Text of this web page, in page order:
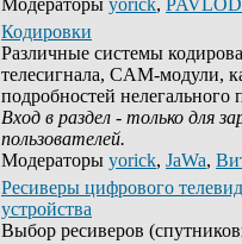
Модераторы yorick,
Кодировки
Различные системы
телесигнала, CAM-модули,
подробностей нелегального
Вход в раздел - только для
пользователей.
Модераторы yorick, JaWa,
Ресиверы цифрового
устройства
Выбор ресиверов